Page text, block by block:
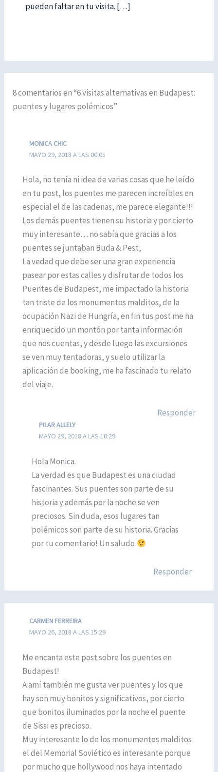
pueden faltar en tu visita. […]
8 comentarios en “6 visitas alternativas en Budapest:
puentes y lugares polémicos”
MONICA CHIC
MAYO 29, 2018 A LAS 00:05
Hola, no tenía ni idea de varias cosas que he leído
en tu post, los puentes me parecen increíbles en
especial el de las cadenas, me parece elegante!!!
Los demás puentes tienen su historia y por cierto
muy interesante… no sabía que gracias a los
puentes se juntaban Buda & Pest,
La vedad que debe ser una gran experiencia
pasear por estas calles y disfrutar de todos los
Puentes de Budapest, me impactado la historia
tan triste de los monumentos malditos, de la
ocupación Nazi de Hungría, en fin tus post me ha
enriquecido un montón por tanta información
que nos cuentas, y desde luego las excursiones
se ven muy tentadoras, y suelo utilizar la
aplicación de booking, me ha fascinado tu relato
del viaje.
Responder
PILAR ALLELY
MAYO 29, 2018 A LAS 10:29
Hola Monica.
La verdad es que Budapest es una ciudad
fascinantes. Sus puentes son parte de su
historia y además por la noche se ven
preciosos. Sin duda, esos lugares tan
polémicos son parte de su historia. Gracias
por tu comentario! Un saludo
Responder
CARMEN FERREIRA
MAYO 26, 2018 A LAS 15:29
Me encanta este post sobre los puentes en
Budapest!
A amí también me gusta ver puentes y los que
hay son muy bonitos y significativos, por cierto
que bonitos iluminados por la noche el puente
de Sissi es precioso.
Muy interesante lo de los monumentos malditos
el del Memorial Soviético es interesante porque
por mucho que hollywood nos haya intentado